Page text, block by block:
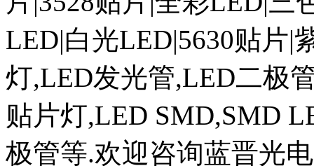
LED|白光LED|5630贴片|
灯,LED发光管,LED二极
贴片灯,LED SMD,SMD
极管等.欢迎咨询蓝晋光